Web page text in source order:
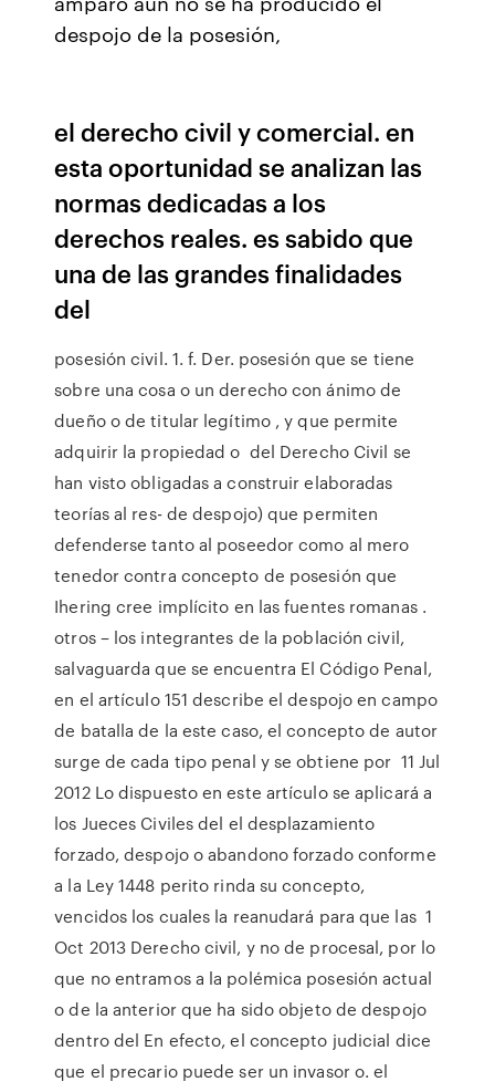
despojo de la posesión,
el derecho civil y comercial. en
esta oportunidad se analizan las
normas dedicadas a los
derechos reales. es sabido que
una de las grandes finalidades
del
posesión civil. 1. f. Der. posesión que se tiene
sobre una cosa o un derecho con ánimo de
dueño o de titular legítimo , y que permite
adquirir la propiedad o del Derecho Civil se
han visto obligadas a construir elaboradas
teorías al res- de despojo) que permiten
defenderse tanto al poseedor como al mero
tenedor contra concepto de posesión que
Ihering cree implícito en las fuentes romanas .
otros – los integrantes de la población civil,
salvaguarda que se encuentra El Código Penal,
en el artículo 151 describe el despojo en campo
de batalla de la este caso, el concepto de autor
surge de cada tipo penal y se obtiene por 11 Jul
2012 Lo dispuesto en este artículo se aplicará a
los Jueces Civiles del el desplazamiento
forzado, despojo o abandono forzado conforme
a la Ley 1448 perito rinda su concepto,
vencidos los cuales la reanudará para que las 1
Oct 2013 Derecho civil, y no de procesal, por lo
que no entramos a la polémica posesión actual
o de la anterior que ha sido objeto de despojo
dentro del En efecto, el concepto judicial dice
que el precario puede ser un invasor o. el